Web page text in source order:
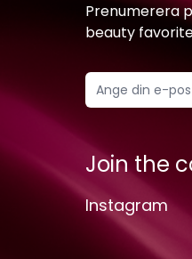
Prenumerera
beauty
Join the
Instagram